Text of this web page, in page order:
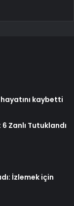
kaybetti
Zanlı Tutuklandı
İzlemek için